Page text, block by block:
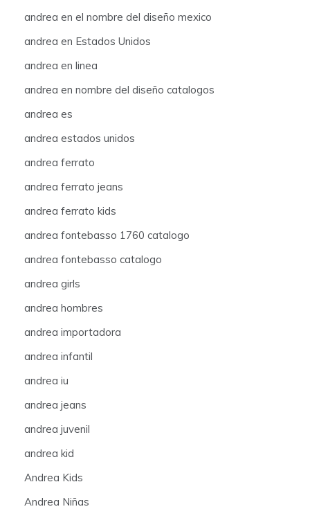
andrea en el nombre del diseño mexico
andrea en Estados Unidos
andrea en linea
andrea en nombre del diseño catalogos
andrea es
andrea estados unidos
andrea ferrato
andrea ferrato jeans
andrea ferrato kids
andrea fontebasso 1760 catalogo
andrea fontebasso catalogo
andrea girls
andrea hombres
andrea importadora
andrea infantil
andrea iu
andrea jeans
andrea juvenil
andrea kid
Andrea Kids
Andrea Niñas